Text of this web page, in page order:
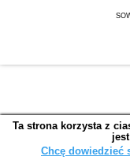
Ta strona korzysta z
Chcę dowiedzieć